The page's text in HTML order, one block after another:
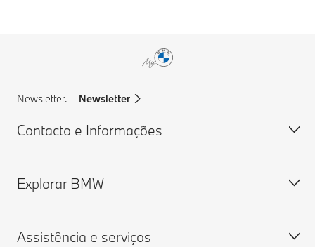
Newsletter. Newsletter
Contacto e Informações
Apoio ao cliente
Assistência em caso de acidente
Explorar BMW
Sobre nós
Assistência e serviços